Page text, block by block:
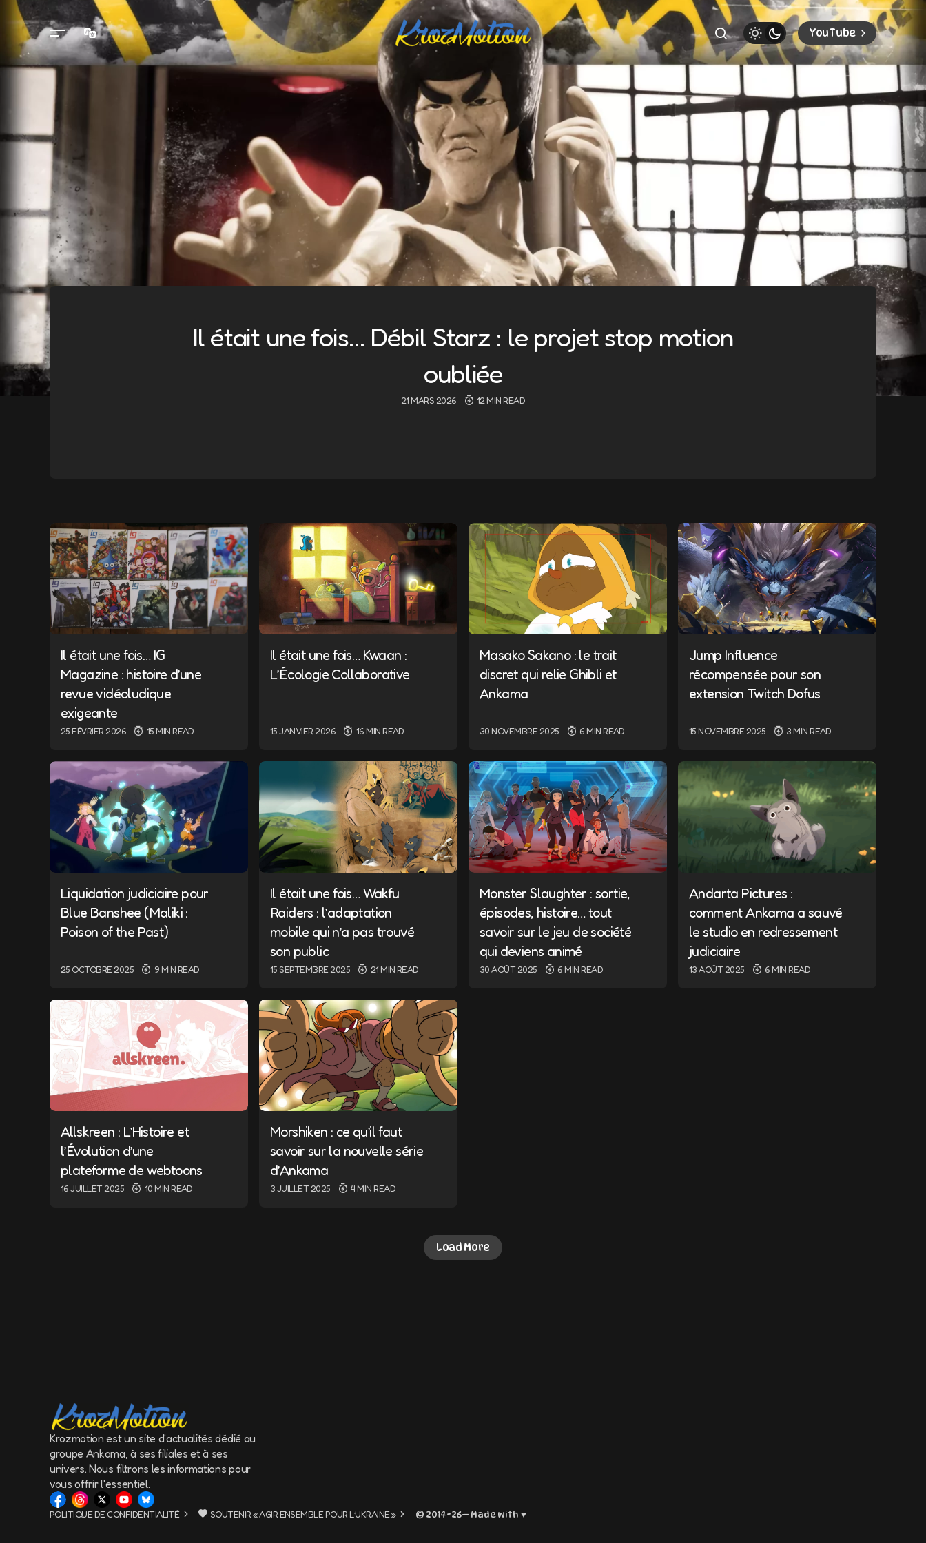
Langues YouTube
Il était une fois… Débil Starz : le projet stop motion
oubliée
21 MARS 2026 12 MIN READ
Il était une fois… IG
Magazine : histoire d’une
revue vidéoludique
exigeante
25 FÉVRIER 2026 15 MIN READ
Il était une fois… Kwaan :
L’Écologie Collaborative
15 JANVIER 2026 16 MIN READ
Masako Sakano : le trait
discret qui relie Ghibli et
Ankama
30 NOVEMBRE 2025 6 MIN READ
Jump Influence
récompensée pour son
extension Twitch Dofus
15 NOVEMBRE 2025 3 MIN READ
Liquidation judiciaire pour
Blue Banshee (Maliki :
Poison of the Past)
25 OCTOBRE 2025 9 MIN READ
Il était une fois… Wakfu
Raiders : l’adaptation
mobile qui n’a pas trouvé
son public
15 SEPTEMBRE 2025 21 MIN READ
Monster Slaughter : sortie,
épisodes, histoire… tout
savoir sur le jeu de société
qui deviens animé
30 AOÛT 2025 6 MIN READ
Andarta Pictures :
comment Ankama a sauvé
le studio en redressement
judiciaire
13 AOÛT 2025 6 MIN READ
Allskreen : L’Histoire et
l’Évolution d’une
plateforme de webtoons
16 JUILLET 2025 10 MIN READ
Morshiken : ce qu’il faut
savoir sur la nouvelle série
d’Ankama
3 JUILLET 2025 4 MIN READ
Load More
Krozmotion est un site d'actualités dédié au
groupe Ankama, à ses filiales et à ses
univers. Nous filtrons les informations pour
vous offrir l'essentiel.
POLITIQUE DE CONFIDENTIALITÉ SOUTENIR « AGIR ENSEMBLE POUR L’UKRAINE » © 2014-26— Made with ♥